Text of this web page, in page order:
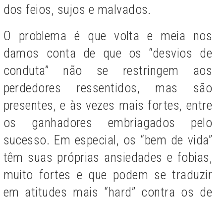
dos feios, sujos e malvados.
O problema é que volta e meia nos
damos conta de que os “desvios de
conduta” não se restringem aos
perdedores ressentidos, mas são
presentes, e às vezes mais fortes, entre
os ganhadores embriagados pelo
sucesso. Em especial, os “bem de vida”
têm suas próprias ansiedades e fobias,
muito fortes e que podem se traduzir
em atitudes mais “hard” contra os de